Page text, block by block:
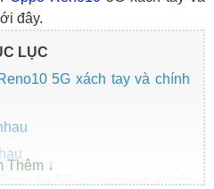
đây.
LỤC
5G xách tay và chính
5G xách tay và chính